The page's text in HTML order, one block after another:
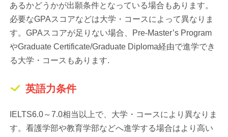
あるかどうかが出願条件となっている場合もあります。
必要なGPAスコアなどは大学・コースによって異なりま
す。GPAスコアが足りない場合、Pre-Master’s Program
やGraduate Certificate/Graduate Diploma経由で進学でき
る大学・コースもあります.
英語力条件
IELTS6.0～7.0相当以上で、大学・コースにより異なりま
す。看護学部や教育学部などへ進学する場合はより高い